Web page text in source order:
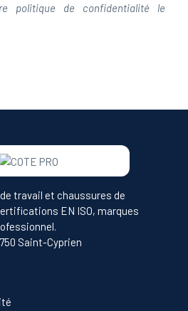
politique de confidentialité le
travail et chaussures de
EN ISO, marques
Saint-Cyprien